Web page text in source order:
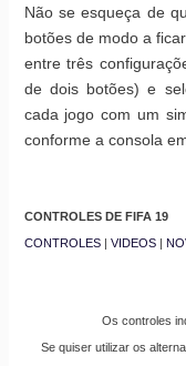
Não se esqueça de
botões de modo a
entre três
de dois botões) e
cada jogo com um
conforme a consola
CONTROLES DE FIFA 19
CONTROLES| VIDEOS|
Os controles
Se quiser utilizar os